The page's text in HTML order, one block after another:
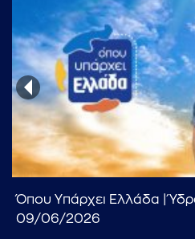
Όπου Υπάρχει Ελλάδα |
09/06/2026